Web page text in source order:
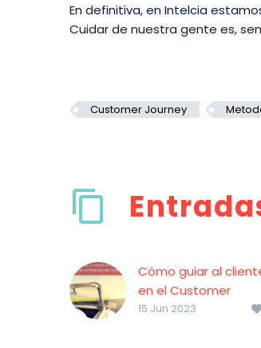
En definitiva, en Intelcia
Cuidar de nuestra gente es,
Customer Journey
Cómo guiar al
en el Customer
Journey hacia
15 Jun 2023